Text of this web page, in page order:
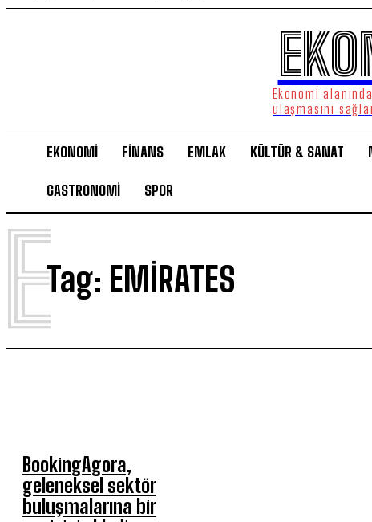
Ekonomi
ulaşmasını
EKONOMİ FİNANS EMLAK KÜLTÜR & SANAT
GASTRONOMİ SPOR
Tag: EMIRATES
E
BookingAgora,
geleneksel sektör
buluşmalarına bir